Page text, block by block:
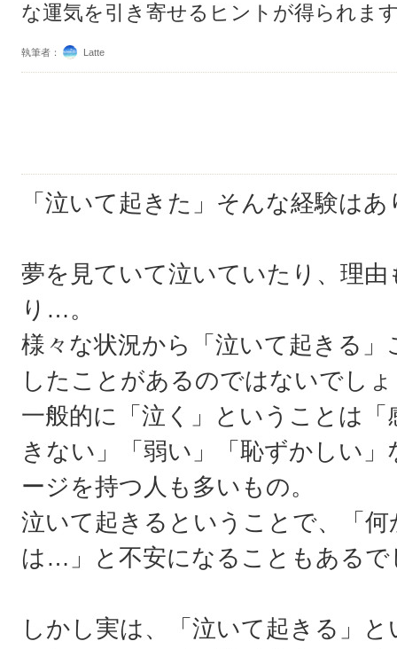
な運気を引き寄せるヒントが得られま
執筆者： Latte
「泣いて起きた」そんな経験は
夢を見ていて泣いていたり、理
り…。
様々な状況から「泣いて起きる
したことがあるのではないでし
一般的に「泣く」ということは
きない」「弱い」「恥ずかしい
ージを持つ人も多いもの。
泣いて起きるということで、「
は…」と不安になることもあるで
しかし実は、「泣いて起きる」